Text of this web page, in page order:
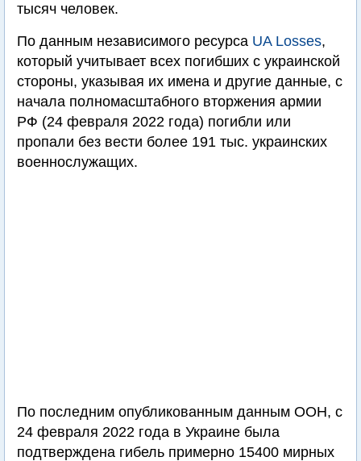
тысяч человек.
По данным независимого ресурса UA Losses,
который учитывает всех погибших с украинской
стороны, указывая их имена и другие данные, с
начала полномасштабного вторжения армии
РФ (24 февраля 2022 года) погибли или
пропали без вести более 191 тыс. украинских
военнослужащих.
По последним опубликованным данным ООН, с
24 февраля 2022 года в Украине была
подтверждена гибель примерно 15400 мирных